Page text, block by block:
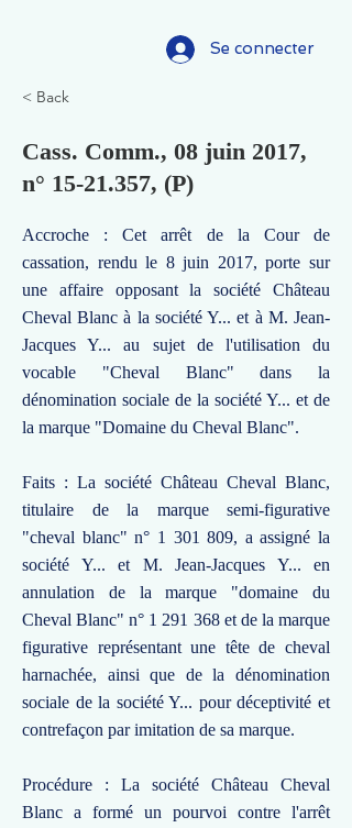
Se connecter
< Back
Cass. Comm., 08 juin 2017,
n° 15-21.357, (P)
Accroche : Cet arrêt de la Cour de
cassation, rendu le 8 juin 2017, porte sur
une affaire opposant la société Château
Cheval Blanc à la société Y... et à M. Jean-
Jacques Y... au sujet de l'utilisation du
vocable "Cheval Blanc" dans la
dénomination sociale de la société Y... et de
la marque "Domaine du Cheval Blanc".
Faits : La société Château Cheval Blanc,
titulaire de la marque semi-figurative
"cheval blanc" n° 1 301 809, a assigné la
société Y... et M. Jean-Jacques Y... en
annulation de la marque "domaine du
Cheval Blanc" n° 1 291 368et de la marque
figurative représentant une tête de cheval
harnachée, ainsi que de la dénomination
sociale de la société Y... pour déceptivité et
contrefaçon par imitation de sa marque.
Procédure : La société Château Cheval
Blanc a formé un pourvoi contre l'arrêt